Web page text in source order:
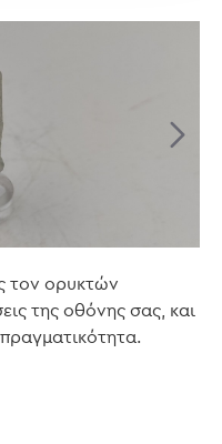
τον ορυκτών
της οθόνης σας, και